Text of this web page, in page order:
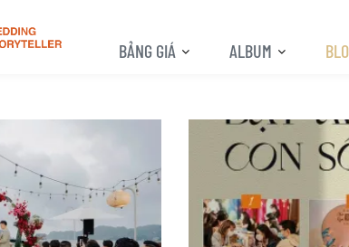
BẢNG GIÁ ALBUM